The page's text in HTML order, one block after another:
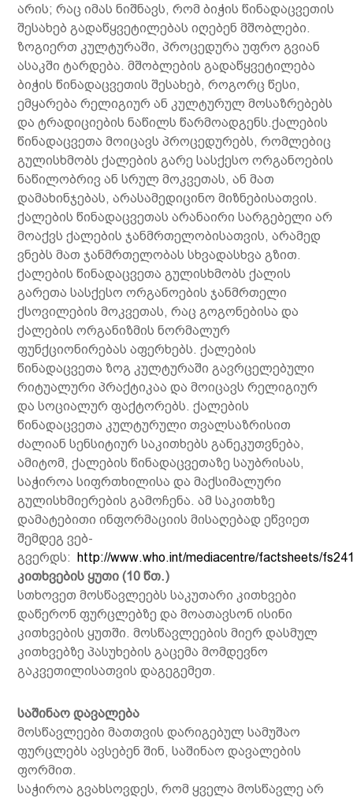
არის; რაც იმას ნიშნავს, რომ ბიჭის წინადაცვეთის
შესახებ გადაწყვეტილებას იღებენ მშობლები.
ზოგიერთ კულტურაში, პროცედურა უფრო გვიან
ასაკში ტარდება. მშობლების გადაწყვეტილება
ბიჭის წინადაცვეთის შესახებ, როგორც წესი,
ემყარება რელიგიურ ან კულტურულ მოსაზრებებს
და ტრადიციების ნაწილს წარმოადგენს.ქალების
წინადაცვეთა მოიცავს პროცედურებს, რომლებიც
გულისხმობს ქალების გარე სასქესო ორგანოების
ნაწილობრივ ან სრულ მოკვეთას, ან მათ
დამახინჯებას, არასამედიცინო მიზნებისათვის.
ქალების წინადაცვეთას არანაირი სარგებელი არ
მოაქვს ქალების ჯანმრთელობისათვის, არამედ
ვნებს მათ ჯანმრთელობას სხვადასხვა გზით.
ქალების წინადაცვეთა გულისხმობს ქალის
გარეთა სასქესო ორგანოების ჯანმრთელი
ქსოვილების მოკვეთას, რაც გოგონებისა და
ქალების ორგანიზმის ნორმალურ
ფუნქციონირებას აფერხებს. ქალების
წინადაცვეთა ზოგ კულტურაში გავრცელებული
რიტუალური პრაქტიკაა და მოიცავს რელიგიურ
და სოციალურ ფაქტორებს. ქალების
წინადაცვეთა კულტურული თვალსაზრისით
ძალიან სენსიტიურ საკითხებს განეკუთვნება,
ამიტომ, ქალების წინადაცვეთაზე საუბრისას,
საჭიროა სიფრთხილისა და მაქსიმალური
გულისხმიერების გამოჩენა. ამ საკითხზე
დამატებითი ინფორმაციის მისაღებად ეწვიეთ
შემდეგ ვებ-
გვერდს:http://www.who.int/mediacentre/factsheets/
კითხვების ყუთი (10 წთ.)
სთხოვეთ მოსწავლეებს საკუთარი კითხვები
დაწერონ ფურცლებზე და მოათავსონ ისინი
კითხვების ყუთში. მოსწავლეების მიერ დასმულ
კითხვებზე პასუხების გაცემა მომდევნო
გაკვეთილისათვის დაგეგემეთ.
საშინაო დავალება
მოსწავლეები მათთვის დარიგებულ სამუშაო
ფურცლებს ავსებენ შინ, საშინაო დავალების
ფორმით.
საჭიროა გვახსოვდეს, რომ ყველა მოსწავლე არ